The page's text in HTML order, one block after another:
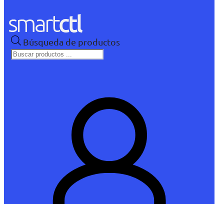
Búsqueda de productos